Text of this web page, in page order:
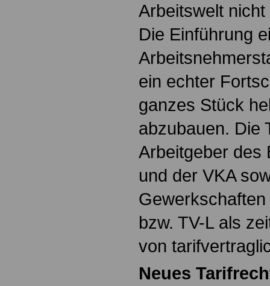
Arbeitswelt
Die Einführung
ein echter
ganzes Stück
abzubauen. Die
Arbeitgeber des
und der VKA
bzw. TV-L als
von
Neues